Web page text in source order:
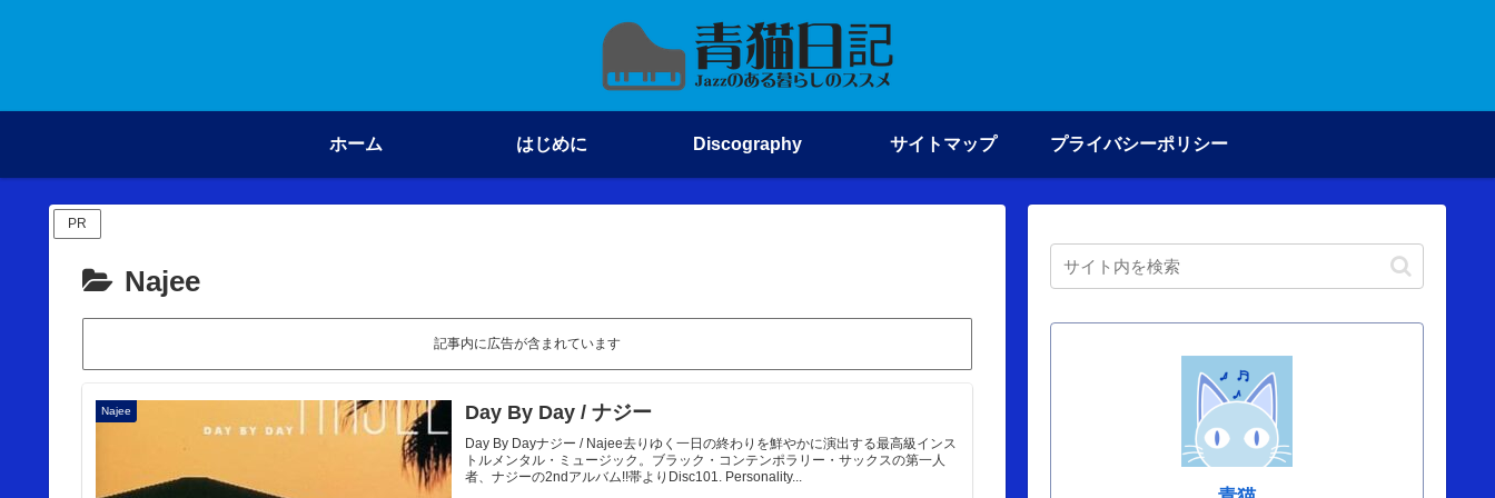
ホーム はじめに Discography サイトマップ プライバシーポリシー
PR
Najee
記事内に広告が含まれています
Najee Day By Day / ナジー
Day By Dayナジー / Najee去りゆく一日の終わりを鮮やかに演出する最高級インス
トルメンタル・ミュージック。ブラック・コンテンポラリー・サックスの第一人
者、ナジーの2ndアルバム!!帯よりDisc101. Personality...